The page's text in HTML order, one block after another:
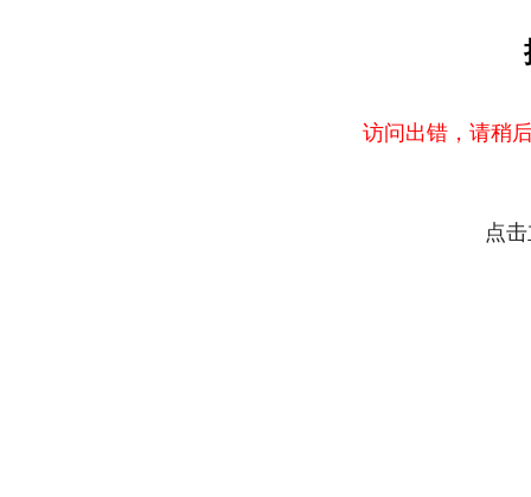
访问出错，请稍
点